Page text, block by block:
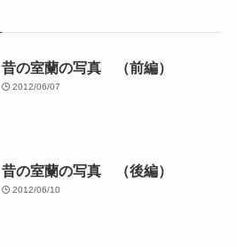
昔の室蘭の写真 （前編）
2012/06/07
昔の室蘭の写真 （後編）
2012/06/10